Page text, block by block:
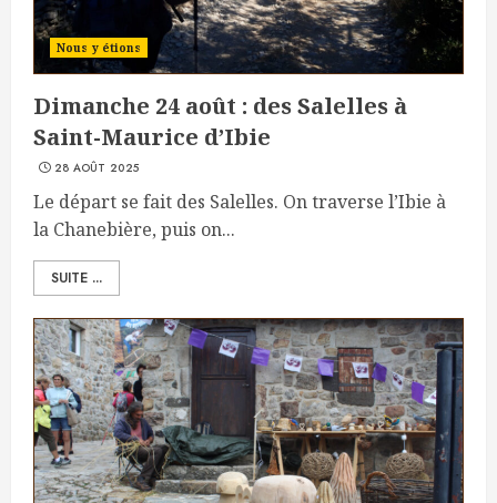
Nous y étions
Dimanche 24 août : des Salelles à
Saint-Maurice d’Ibie
28 AOÛT 2025
Le départ se fait des Salelles. On traverse l’Ibie à
la Chanebière, puis on...
SUITE ...